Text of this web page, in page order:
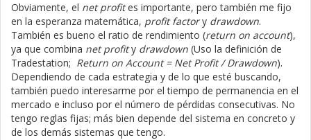
Obviamente, el net profites importante, pero también me fijo
en la esperanza matemática, profit factory drawdown.
También es bueno el ratio de rendimiento (return on account),
ya que combina net profity drawdown (Uso la definición de
Tradestation; Return on Account = Net Profit / Drawdown).
Dependiendo de cada estrategia y de lo que esté buscando,
también puedo interesarme por el tiempo de permanencia en el
mercado e incluso por el número de pérdidas consecutivas. No
tengo reglas fijas; más bien depende del sistema en concreto y
de los demás sistemas que tengo.